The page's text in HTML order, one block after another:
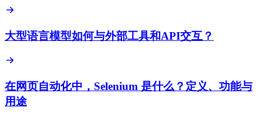
大型语言模型如何与外部工具和API交互？
在网页自动化中，Selenium 是什么？定义、功能与
用途